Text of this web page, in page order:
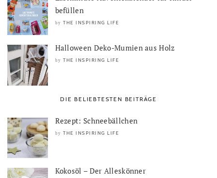
befüllen
by THE INSPIRING LIFE
Halloween Deko-Mumien aus Holz
by THE INSPIRING LIFE
DIE BELIEBTESTEN BEITRÄGE
Rezept: Schneebällchen
by THE INSPIRING LIFE
Kokosöl – Der Alleskönner